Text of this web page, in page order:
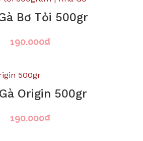
Bơ Tỏi 500gr
190.000₫
Origin 500gr
190.000₫